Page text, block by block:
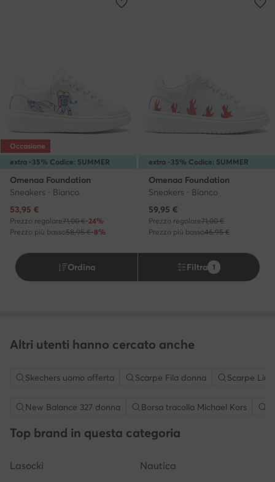
extra -35% Codice: SUMMER
Occasione
Omenaa Foundation
Sneakers · Bianco
Prezzo attuale
53,95 €
Prezzo regolare71,00 €-24%
Prezzo più basso58,95 €-8%
extra -35% Codice: SUMMER
Omenaa Foundation
Sneakers · Bianco
Prezzo attuale
59,95 €
Prezzo regolare71,00 €
Prezzo più basso46,95 €
Ordina Filtra 1
Altri utenti hanno cercato anche
Skechers uomo offerta Scarpe Fila donna Scarpe Liu
New Balance 327 donna Borsa tracolla Michael Kors
Top brand in questa categoria
Lasocki Nautica